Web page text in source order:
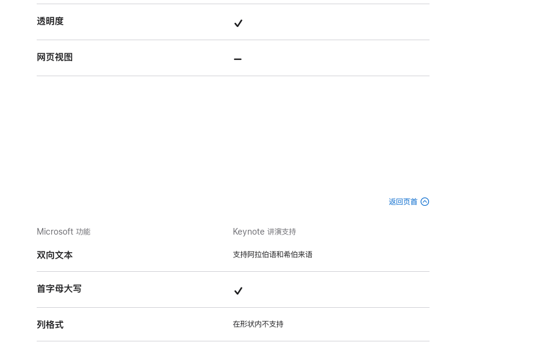
项
目
透明度
支
持
的
项
网页视图
不
支
返回页首
Microsoft 功能 Keynote 讲演支持
双向文本 支持阿拉伯语和希伯来语
首字母大写
支
持
的
项
列格式 在形状内不支持